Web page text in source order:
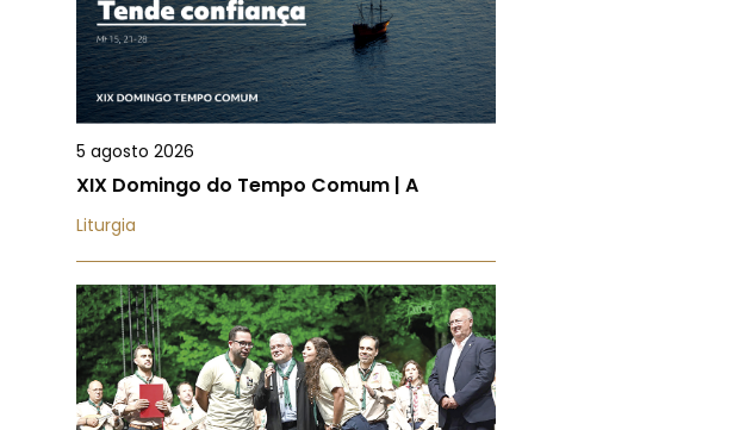
5 agosto 2026
XIX Domingo do Tempo Comum | A
Liturgia